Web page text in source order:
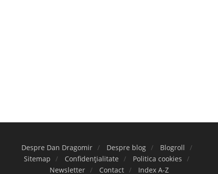
Despre Dan Dragomir Despre blog
Blogroll
Sitemap
Confidențialitate
Politica cookies
Newsletter
Contact Index A-Z